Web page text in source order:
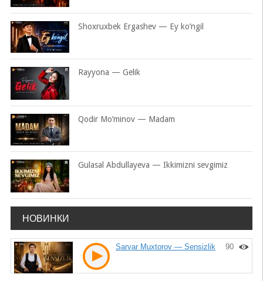
Shoxruxbek Ergashev — Ey ko’ngil
Rayyona — Gelik
Qodir Mo’minov — Madam
Gulasal Abdullayeva — Ikkimizni sevgimiz
НОВИНКИ
90
Sarvar Muxtorov — Sensizlik